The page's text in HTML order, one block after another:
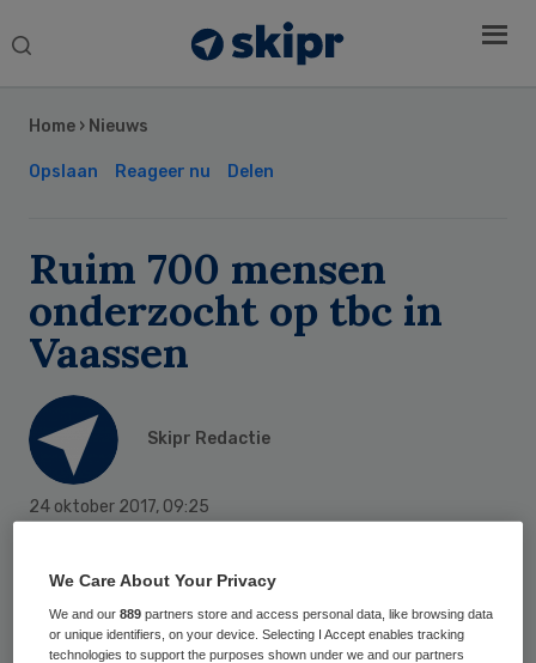
Search
Home › Nieuws
Opslaan Reageer nu Delen
Ruim 700 mensen
onderzocht op tbc in
Vaassen
Skipr Redactie
24 oktober 2017, 09:25
Ruim zevenhonderd inwoners van Vaassen
op de Veluwe moeten zich dinsdag bij de
Sidebar
We Care About Your Privacy
We and our889 partners store and access personal data, like browsing data
or unique identifiers, on your device. Selecting I Accept enables tracking
technologies to support the purposes shown under we and our partners